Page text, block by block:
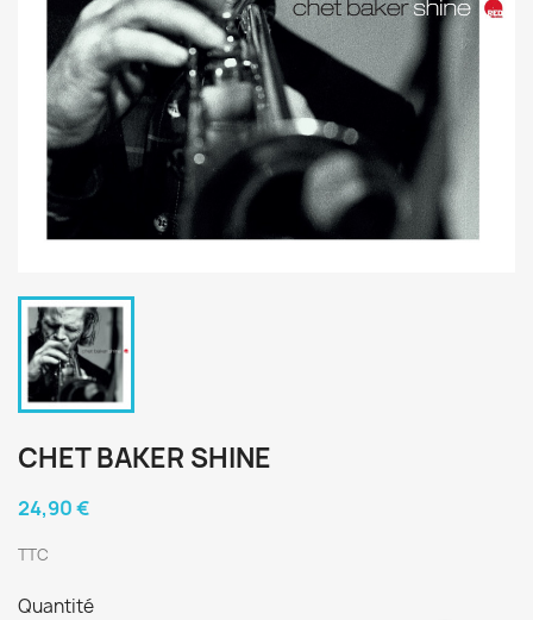
CHET BAKER SHINE
24,90 €
TTC
Quantité